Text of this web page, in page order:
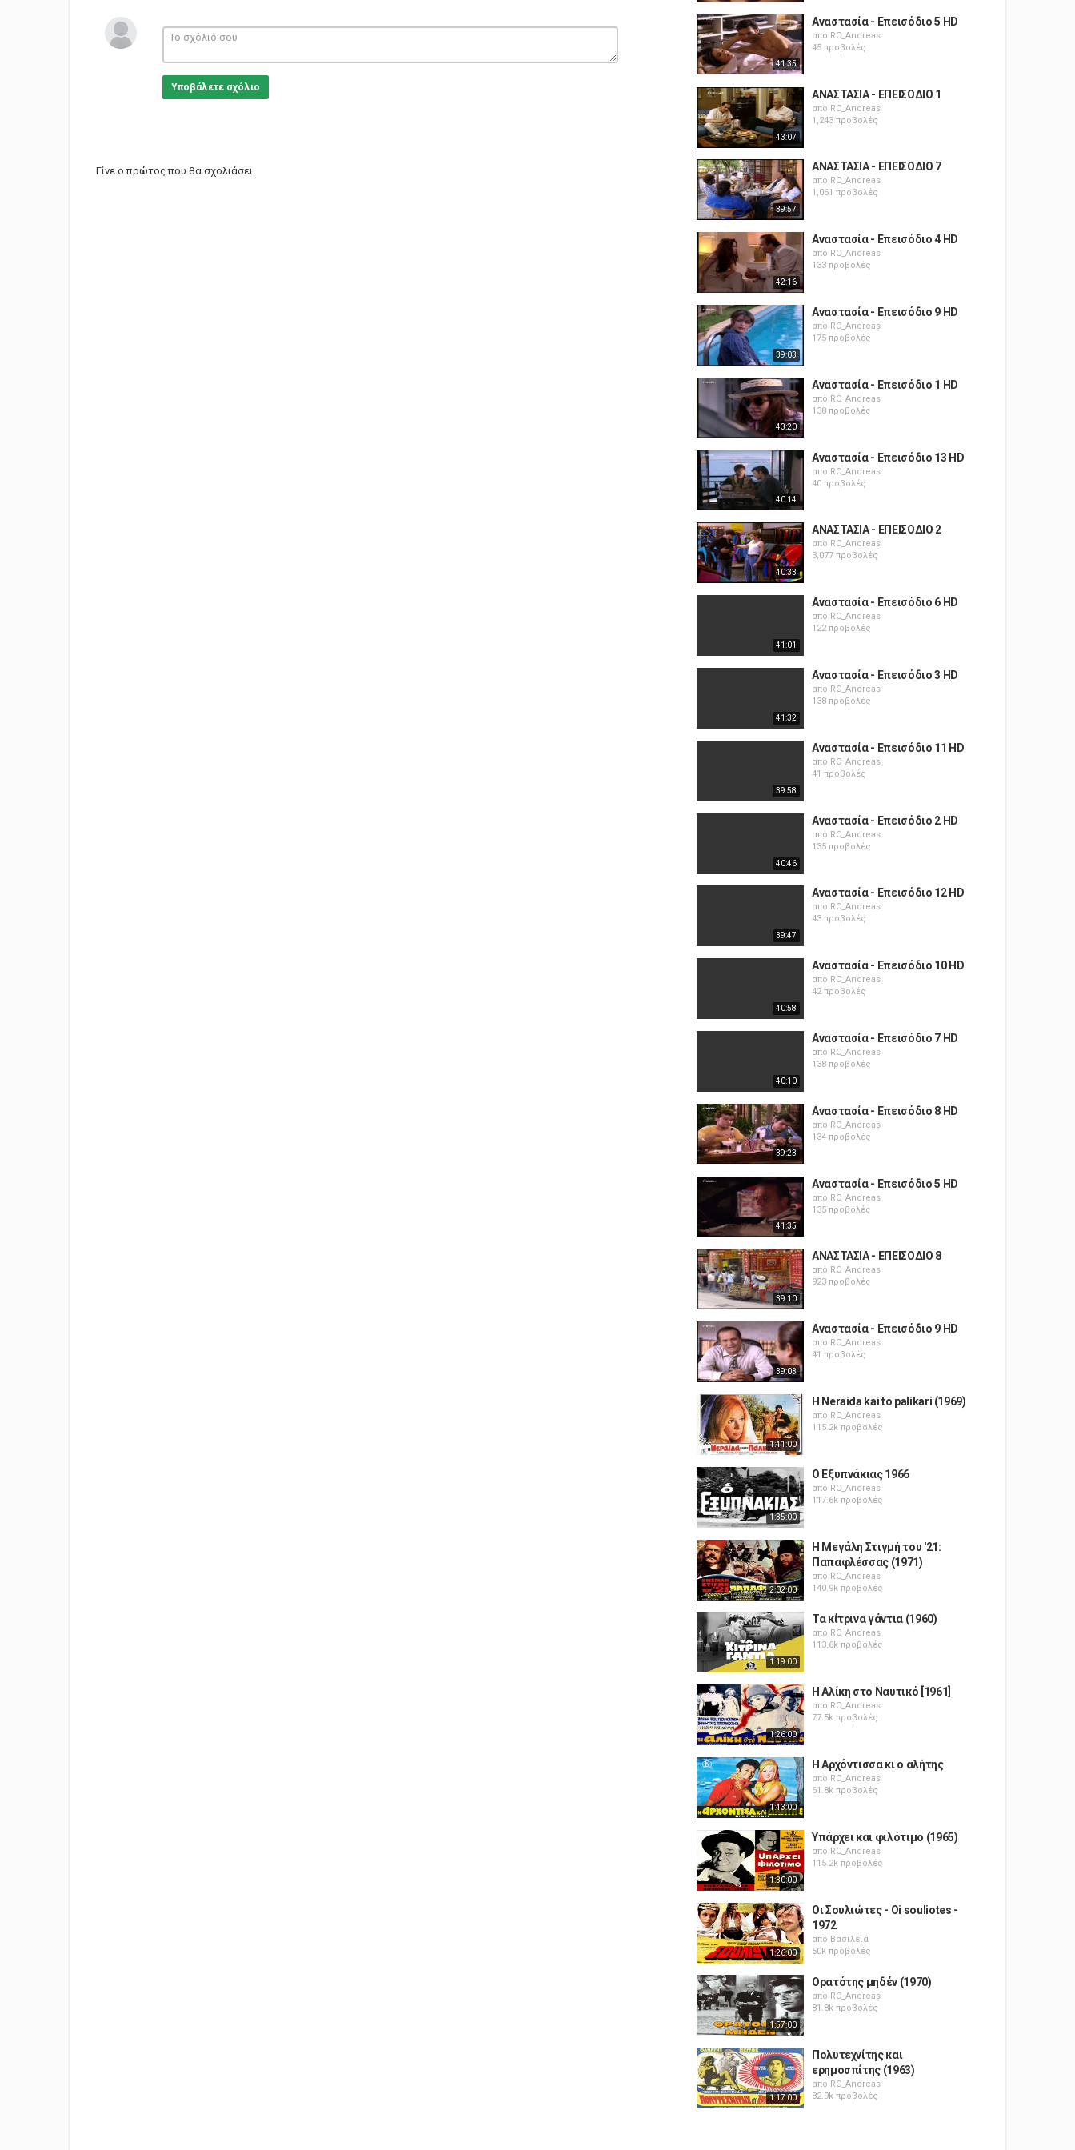
Υποβάλετε σχόλιο
Γίνε ο πρώτος που θα σχολιάσει
41:35
Αναστασία - Επεισόδιο 5 HD
από RC_Andreas
45 προβολές
43:07
ΑΝΑΣΤΑΣΙΑ - ΕΠΕΙΣΟΔΙΟ 1
από RC_Andreas
1,243 προβολές
39:57
ΑΝΑΣΤΑΣΙΑ - ΕΠΕΙΣΟΔΙΟ 7
από RC_Andreas
1,061 προβολές
42:16
Αναστασία - Επεισόδιο 4 HD
από RC_Andreas
133 προβολές
39:03
Αναστασία - Επεισόδιο 9 HD
από RC_Andreas
175 προβολές
43:20
Αναστασία - Επεισόδιο 1 HD
από RC_Andreas
138 προβολές
40:14
Αναστασία - Επεισόδιο 13 HD
από RC_Andreas
40 προβολές
40:33
ΑΝΑΣΤΑΣΙΑ - ΕΠΕΙΣΟΔΙΟ 2
από RC_Andreas
3,077 προβολές
41:01
Αναστασία - Επεισόδιο 6 HD
από RC_Andreas
122 προβολές
41:32
Αναστασία - Επεισόδιο 3 HD
από RC_Andreas
138 προβολές
39:58
Αναστασία - Επεισόδιο 11 HD
από RC_Andreas
41 προβολές
40:46
Αναστασία - Επεισόδιο 2 HD
από RC_Andreas
135 προβολές
39:47
Αναστασία - Επεισόδιο 12 HD
από RC_Andreas
43 προβολές
40:58
Αναστασία - Επεισόδιο 10 HD
από RC_Andreas
42 προβολές
40:10
Αναστασία - Επεισόδιο 7 HD
από RC_Andreas
138 προβολές
39:23
Αναστασία - Επεισόδιο 8 HD
από RC_Andreas
134 προβολές
41:35
Αναστασία - Επεισόδιο 5 HD
από RC_Andreas
135 προβολές
39:10
ΑΝΑΣΤΑΣΙΑ - ΕΠΕΙΣΟΔΙΟ 8
από RC_Andreas
923 προβολές
39:03
Αναστασία - Επεισόδιο 9 HD
από RC_Andreas
41 προβολές
1:41:00
H Neraida kai to palikari (1969)
από RC_Andreas
115.2k προβολές
1:35:00
Ο Εξυπνάκιας 1966
από RC_Andreas
117.6k προβολές
2:02:00
Η Μεγάλη Στιγμή του '21:
Παπαφλέσσας (1971)
από RC_Andreas
140.9k προβολές
1:19:00
Τα κίτρινα γάντια (1960)
από RC_Andreas
113.6k προβολές
1:26:00
Η Αλίκη στο Ναυτικό [1961]
από RC_Andreas
77.5k προβολές
1:43:00
Η Αρχόντισσα κι ο αλήτης
από RC_Andreas
61.8k προβολές
1:30:00
Υπάρχει και φιλότιμο (1965)
από RC_Andreas
115.2k προβολές
1:26:00
Οι Σουλιώτες - Oi souliotes -
1972
από Βασιλεία
50k προβολές
1:57:00
Ορατότης μηδέν (1970)
από RC_Andreas
81.8k προβολές
1:17:00
Πολυτεχνίτης και
ερημοσπίτης (1963)
από RC_Andreas
82.9k προβολές